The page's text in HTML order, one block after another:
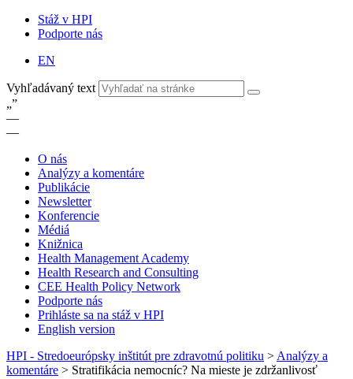
Stáž v HPI
Podporte nás
EN
Vyhľadávaný text
„”
—
—
O nás
Analýzy a komentáre
Publikácie
Newsletter
Konferencie
Médiá
Knižnica
Health Management Academy
Health Research and Consulting
CEE Health Policy Network
Podporte nás
Prihláste sa na stáž v HPI
English version
HPI - Stredoeurópsky inštitút pre zdravotnú politiku > Analýzy a
komentáre > Stratifikácia nemocníc? Na mieste je zdržanlivosť